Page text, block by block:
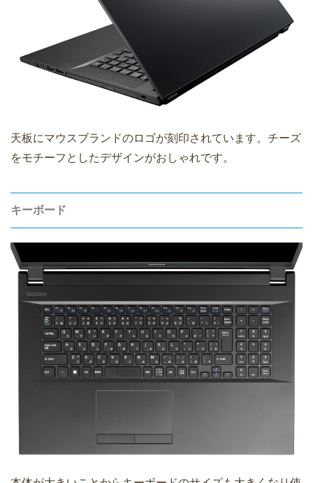
天板にマウスブランドのロゴが刻印されています。チーズ
をモチーフとしたデザインがおしゃれです。
キーボード